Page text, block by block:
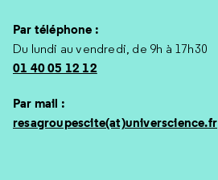
Par téléphone :
Du lundi au vendredi, de 9h à 17h30
01 40 05 12 12
Par mail :
resagroupescite(at)universcience.fr